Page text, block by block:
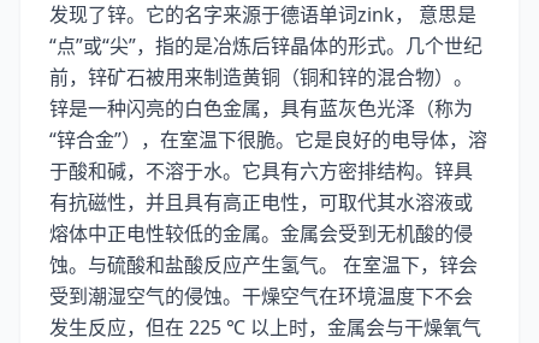
发现了锌。它的名字来源于德语单词zink， 意思是
“点”或“尖”，指的是冶炼后锌晶体的形式。几个世纪
前，锌矿石被用来制造黄铜（铜和锌的混合物）。
锌是一种闪亮的白色金属，具有蓝灰色光泽（称为
“锌合金”），在室温下很脆。它是良好的电导体，溶
于酸和碱，不溶于水。它具有六方密排结构。锌具
有抗磁性，并且具有高正电性，可取代其水溶液或
熔体中正电性较低的金属。金属会受到无机酸的侵
蚀。与硫酸和盐酸反应产生氢气。 在室温下，锌会
受到潮湿空气的侵蚀。干燥空气在环境温度下不会
发生反应，但在 225 ℃ 以上时，金属会与干燥氧气